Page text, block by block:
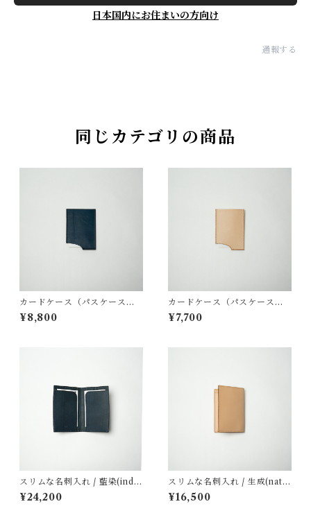
日本国内にお住まいの方向け
通報する
同じカテゴリの商品
カードケース（パスケース） /
藍染(indigo dye)
¥8,800
カードケース（パスケース） /
生成(natural)
¥7,700
スリムな名刺入れ / 藍染(indig
o dye)＊受注生産品＊
¥24,200
スリムな名刺入れ / 生成(natu
ral)
¥16,500